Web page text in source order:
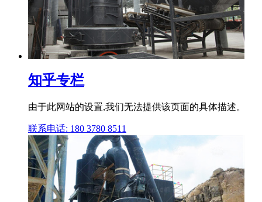
知乎专栏
由于此网站的设置,我们无法提供该页面的具体描述。
联系电话: 180 3780 8511